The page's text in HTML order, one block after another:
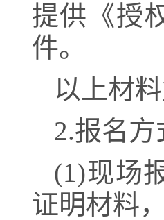
提供《授
件。
以上材
2.报名方
(1)现场
证明材料